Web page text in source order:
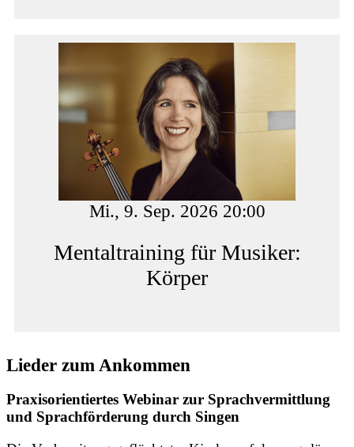
Mi., 9. Sep. 2026 20:00
Mentaltraining für Musiker:
Körper
Lieder zum Ankommen
Praxisorientiertes Webinar zur Sprachvermittlung
und Sprachförderung durch Singen